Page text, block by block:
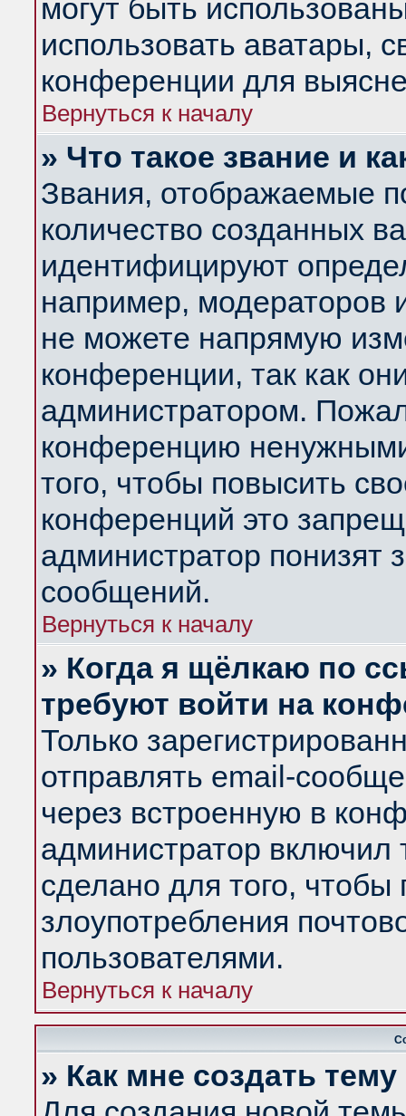
могут быть
использовать аватары,
конференции для
Вернуться к началу
» Что такое звание и
Звания, отображаемые
количество созданных
идентифицируют
например, модераторов
не можете напрямую
конференции, так как
администратором.
конференцию
того, чтобы повысить
конференций это
администратор понизят
сообщений.
Вернуться к началу
» Когда я щёлкаю по
требуют войти на
Только
отправлять email-
через встроенную в
администратор
сделано для того, чтобы
злоупотребления
пользователями.
Вернуться к началу
» Как мне создать